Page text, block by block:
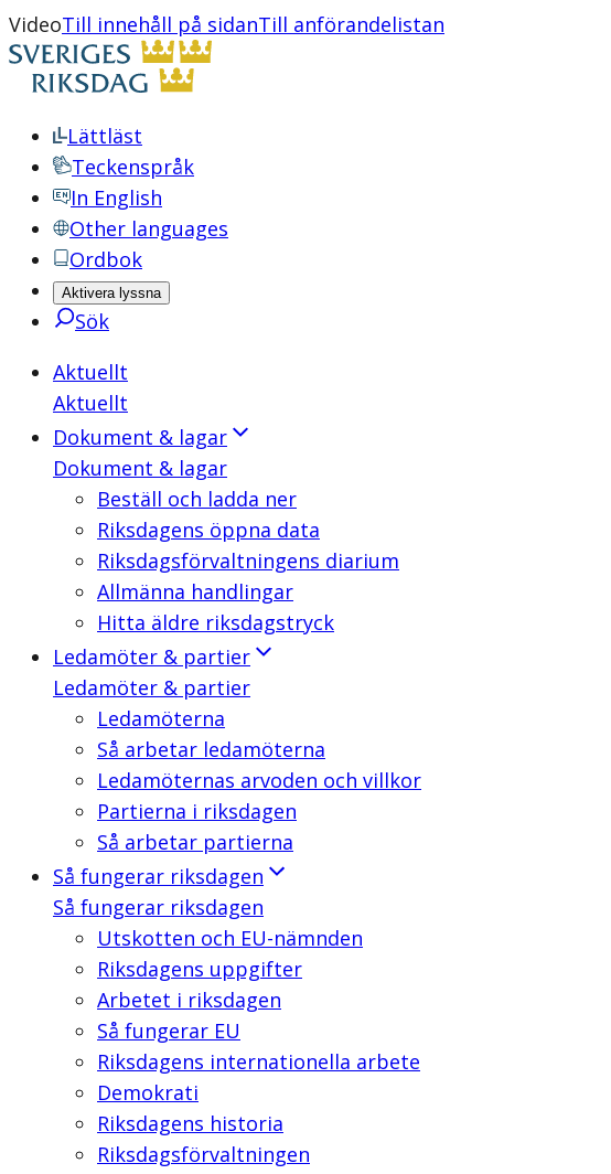
VideoTill innehåll på sidanTill anförandelistan
Lättläst
Teckenspråk
In English
Other languages
Ordbok
Aktivera lyssna
Sök
Aktuellt
Aktuellt
Dokument & lagar
Dokument & lagar
Beställ och ladda ner
Riksdagens öppna data
Riksdagsförvaltningens diarium
Allmänna handlingar
Hitta äldre riksdagstryck
Ledamöter & partier
Ledamöter & partier
Ledamöterna
Så arbetar ledamöterna
Ledamöternas arvoden och villkor
Partierna i riksdagen
Så arbetar partierna
Så fungerar riksdagen
Så fungerar riksdagen
Utskotten och EU-nämnden
Riksdagens uppgifter
Arbetet i riksdagen
Så fungerar EU
Riksdagens internationella arbete
Demokrati
Riksdagens historia
Riksdagsförvaltningen